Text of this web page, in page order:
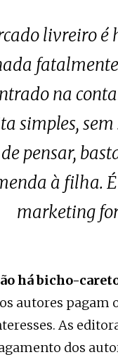
livreiro
fatalmente
na
simples,
pensar,
à filha.
marketing
há bicho-
autores pagam
As
dos